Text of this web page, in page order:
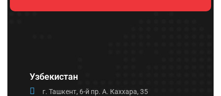
пустым.
Узбекистан
г. Ташкент, 6-й пр. А. Каххара, 35